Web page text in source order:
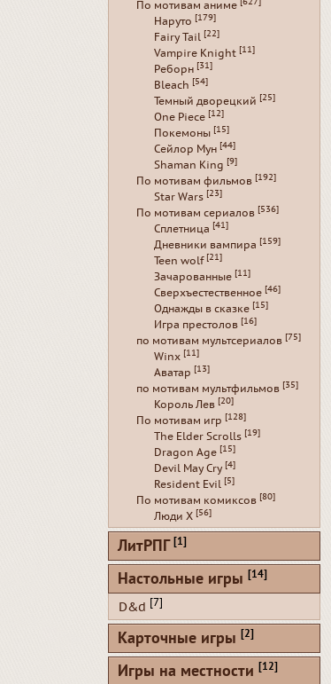
По мотивам аниме [627]
Наруто [179]
Fairy Tail [22]
Vampire Knight [11]
Реборн [31]
Bleach [54]
Темный дворецкий [25]
One Piece [12]
Покемоны [15]
Сейлор Мун [44]
Shaman King [9]
По мотивам фильмов [192]
Star Wars [23]
По мотивам сериалов [536]
Сплетница [41]
Дневники вампира [159]
Teen wolf [21]
Зачарованные [11]
Сверхъестественное [46]
Однажды в сказке [15]
Игра престолов [16]
по мотивам мультсериалов [75]
Winx [11]
Аватар [13]
по мотивам мультфильмов [35]
Король Лев [20]
По мотивам игр [128]
The Elder Scrolls [19]
Dragon Age [15]
Devil May Cry [4]
Resident Evil [5]
По мотивам комиксов [80]
Люди Х [56]
ЛитРПГ [1]
Настольные игры [14]
D&d [7]
Карточные игры [2]
Игры на местности [12]